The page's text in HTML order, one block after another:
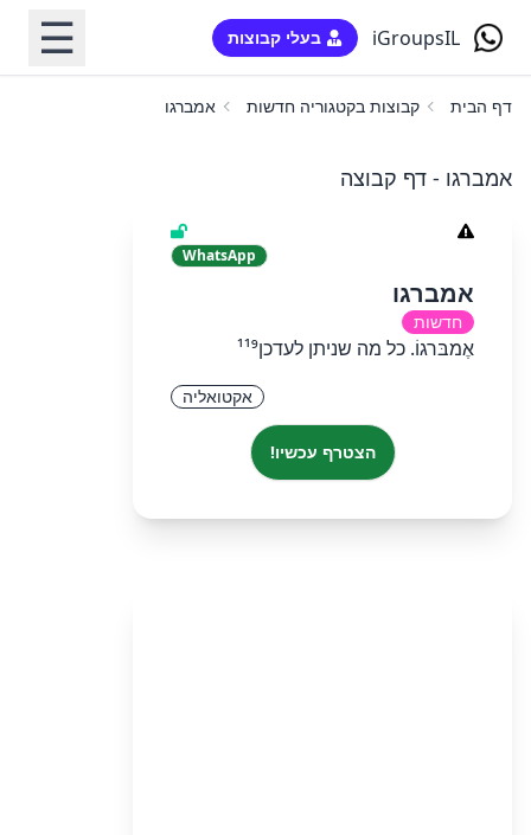
iGroupsIL בעלי קבוצות ☰
דף הבית קבוצות בקטגוריה חדשות אמברגו
אמברגו - דף קבוצה
WhatsApp
אמברגו
חדשות
אֶמבּרגוֹ. כל מה שניתן לעדכן¹¹⁹
אקטואליה
הצטרף עכשיו!